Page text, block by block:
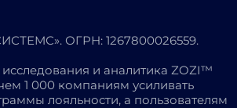
ОГРН: 1267800026559.
и аналитика ZOZI™
1 000 компаниям усиливать
лояльности, а пользователям